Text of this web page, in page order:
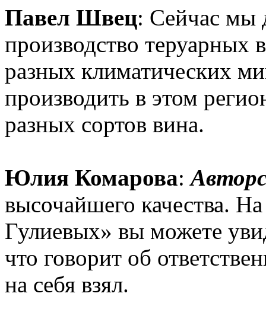
Павел Швец: Сейчас мы
производство
разных климатических
производить в этом
разных сортов вина.
Юлия Комарова:
высочайшего качества.
Гулиевых» вы можете
что говорит об
на себя взял.